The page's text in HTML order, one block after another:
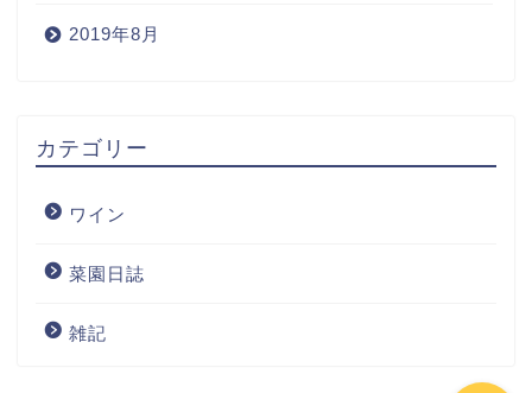
2019年8月
カテゴリー
ワイン
菜園日誌
雑記
Wine